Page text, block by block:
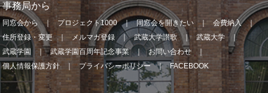
事務局から
同窓会から プロジェクト1000 同窓会を開きたい
会費納入
住所登録・変更
メルマガ登録 武蔵大学讃歌
武蔵大学
武蔵学園
武蔵学園百周年記念事業
お問い合わせ
個人情報保護方針
プライバシーポリシー FACEBOOK